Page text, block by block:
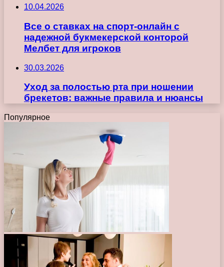
10.04.2026
Все о ставках на спорт-онлайн с
надежной букмекерской конторой
Мелбет для игроков
30.03.2026
Уход за полостью рта при ношении
брекетов: важные правила и нюансы
Популярное